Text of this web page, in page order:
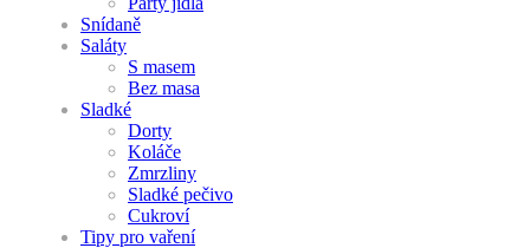
Snídaně
Saláty
S masem
Bez masa
Sladké
Dorty
Koláče
Zmrzliny
Sladké pečivo
Cukroví
Tipy pro vaření